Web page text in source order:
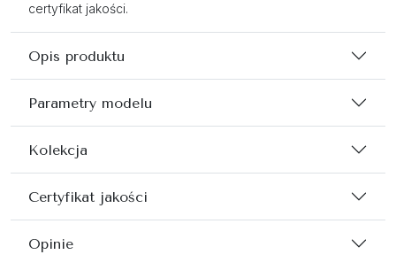
certyfikat jakości.
Opis produktu
Parametry modelu
Kolekcja
Certyfikat jakości
Opinie